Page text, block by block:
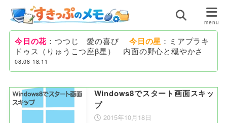
今日の花 ：つつじ 愛の喜び 今日の星 ：ミアプラキ
ドゥス（りゅうこつ座β星） 内面の野心と穏やかさ
08.08 18:11
Windows8でスタート画面スキッ
プ
2015年10月18日